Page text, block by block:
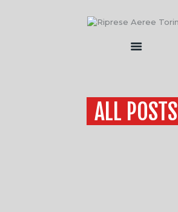
ALL POSTS
SERVIZI
FLOTTA